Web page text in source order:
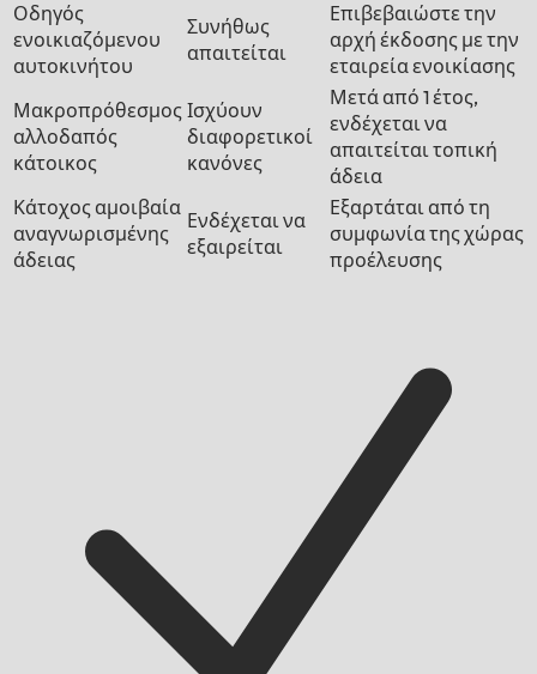
Οδηγός
ενοικιαζόμενου
αυτοκινήτου
Συνήθως
απαιτείται
Επιβεβαιώστε την
αρχή έκδοσης με την
εταιρεία ενοικίασης
Μακροπρόθεσμος
αλλοδαπός
κάτοικος
Ισχύουν
διαφορετικοί
κανόνες
Μετά από 1 έτος,
ενδέχεται να
απαιτείται τοπική
άδεια
Κάτοχος αμοιβαία
αναγνωρισμένης
άδειας
Ενδέχεται να
εξαιρείται
Εξαρτάται από τη
συμφωνία της χώρας
προέλευσης